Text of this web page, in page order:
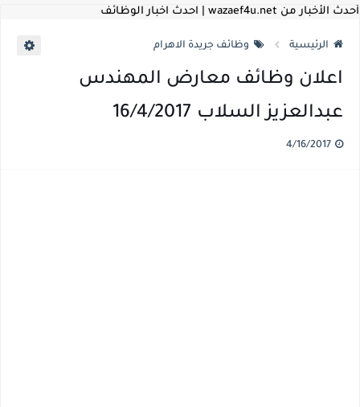
للعمل كضباط متخصصين ..وزارة الدفاع تعلن عن فتح باب التقديم للمؤهلات العليا خريجي الكليات الطبيه / علوم / هندسة / تجارة / حقوق / زراعة / تربية / اداب / خدمة اجتماعية
اعلان وظائف وزارة التعليم العالي " جامعة سمنود " للمؤهلات العليا والمتوسطة والدبلومات والعمال والفنيين والتقديم حتي 9 يوليو 2026
اعلان وظائف الهيئة القومية لسلامة الغذاء " لشغل وظيفة مفتش أغذية " لخريجي علوم / زراعة / طب بيطري "... الشروط والاوراق المطلوبة وكيفية التقديم
اعلان وظائف الشركة القابضة لمصر للطيران لشغل وظائف ( مهندس ميكانيكا / ضابط مبيعات / فني تبريد وتكييف / فني كهرباء / فني غلايات / فني غازات / فني سباك )
أحدث الأخبار من wazaef4u.net | احدث اخبار الوظائف
الرئيسية وظائف جريدة الاهرام
اعلان وظائف معارض المهندس
عبدالعزيز السلاب 16/4/2017